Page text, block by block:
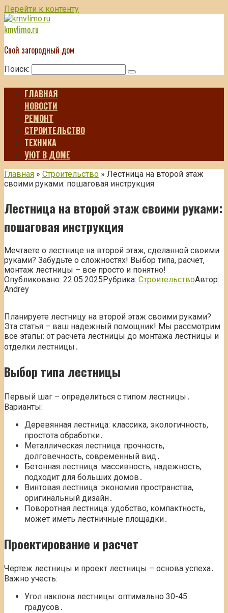
Перейти к контенту
kmvlimo.ru
Свой загородный дом
Поиск:
ГЛАВНАЯ
НОВОСТИ
РЕМОНТ
СТРОИТЕЛЬСТВО
ТЕХНИКА
УЮТ В ДОМЕ
Главная » Строительство » Лестница на второй этаж
своими руками: пошаговая инструкция
Лестница на второй этаж своими руками:
пошаговая инструкция
Мечтаете о лестнице на второй этаж, сделанной своими
руками? Забудьте о сложностях! Выбор типа, расчет,
монтаж лестницы – все просто и понятно!
Опубликовано: 22.05.2025Рубрика: СтроительствоАвтор:
Andrey
Планируете лестницу на второй этаж своими руками?
Эта статья – ваш надежный помощник! Мы рассмотрим
все этапы: от расчета лестницы до монтажа лестницы и
отделки лестницы․
Выбор типа лестницы
Первый шаг – определиться с типом лестницы․
Варианты:
Деревянная лестница: классика, экологичность,
простота обработки․
Металлическая лестница: прочность,
долговечность, современный вид․
Бетонная лестница: массивность, надежность,
подходит для больших домов․
Винтовая лестница: экономия пространства,
оригинальный дизайн․
Поворотная лестница: удобство, компактность,
может иметь лестничные площадки․
Проектирование и расчет
Чертеж лестницы и проект лестницы – основа успеха․
Важно учесть:
Угол наклона лестницы: оптимально 30-45
градусов․